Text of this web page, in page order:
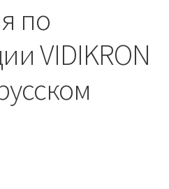
по
VIDIKRON